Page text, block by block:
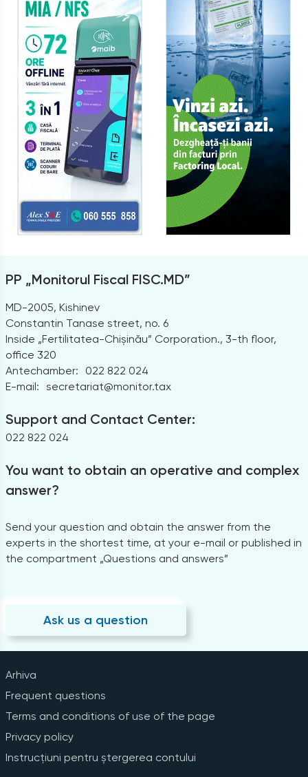
PP „Monitorul Fiscal FISC.MD”
MD-2005, Kishinev
Constantin Tanase street, no. 6
Inside „Fertilitatea-Chișinău” Corporation., 3-th floor,
office 320
Antechamber:
022 822 024
E-mail: secretariat@monitor.tax
Support and Contact Center:
022 822 024
You want to obtain an operative and complex
answer?
Send your question and obtain the answer from the
experts in the shortest time, at your e-mail or published in
the compartment „Questions and answers”
Ask us a question
Arhiva
Frequent questions
Terms and conditions of use of the page
Privacy policy
Instrucțiuni pentru ștergerea contului